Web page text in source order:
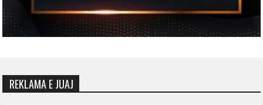
REKLAMA E JUAJ